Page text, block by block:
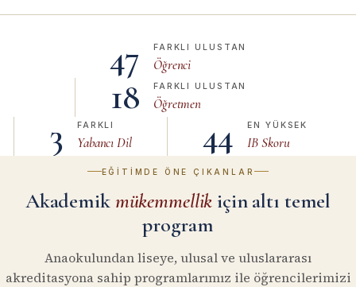
47 FARKLI ULUSTAN
Öğrenci
18 FARKLI ULUSTAN
Öğretmen
3 FARKLI
Yabancı Dil 44 EN YÜKSEK
IB Skoru
EĞITIMDE ÖNE ÇIKANLAR
Akademikmükemmellik için altı temel
program
Anaokulundan liseye, ulusal ve uluslararası
akreditasyona sahip programlarımız ile öğrencilerimizi